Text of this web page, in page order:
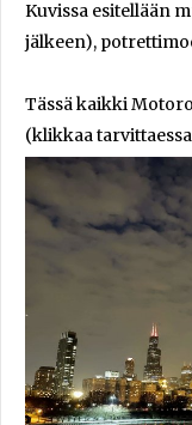
Kuvissa esitellään
jälkeen),
Tässä kaikki
(klikkaa